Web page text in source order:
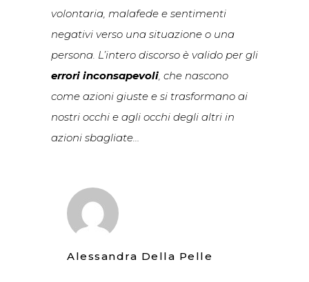
volontaria, malafede e sentimenti
negativi verso una situazione o una
persona. L’intero discorso è valido per gli
errori inconsapevoli, che nascono
come azioni giuste e si trasformano ai
nostri occhi e agli occhi degli altri in
azioni sbagliate…
Alessandra Della Pelle